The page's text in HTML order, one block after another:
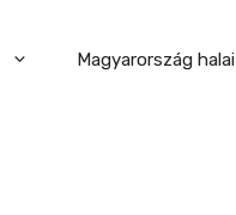
Magyarország halai